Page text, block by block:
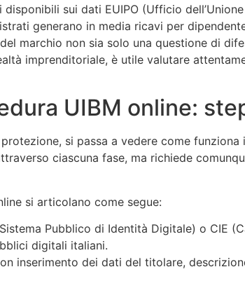
sui dati EUIPO (Ufficio
generano in media ricavi per
marchio non sia solo una questione di
imprenditoriale, è utile valutare
UIBM online:
si passa a vedere come
ciascuna fase, ma richiede
si articolano come segue:
Pubblico di Identità Digitale) o CIE
digitali italiani.
inserimento dei dati del titolare,